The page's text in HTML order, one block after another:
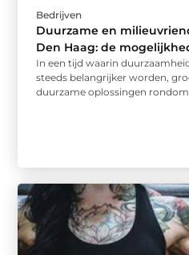
Bedrijven
Duurzame en
Den Haag: de
In een tijd waarin
steeds belangrijker worden,
duurzame oplossingen rondom